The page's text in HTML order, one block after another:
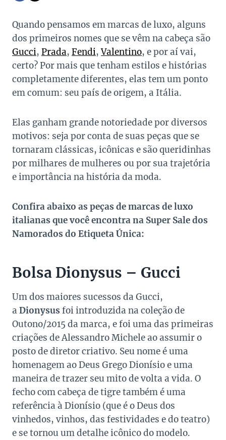
Quando pensamos em marcas de luxo, alguns
dos primeiros nomes que se vêm na cabeça são
Gucci, Prada, Fendi,Valentino, e por aí vai,
certo? Por mais que tenham estilos e histórias
completamente diferentes, elas tem um ponto
em comum: seu país de origem, a Itália.
Elas ganham grande notoriedade por diversos
motivos: seja por conta de suas peças que se
tornaram clássicas, icônicas e são queridinhas
por milhares de mulheres ou por sua trajetória
e importância na história da moda.
Confira abaixo as peças de marcas de luxo
italianas que você encontra na Super Sale dos
Namorados do Etiqueta Única:
Bolsa Dionysus – Gucci
Um dos maiores sucessos da Gucci,
a Dionysus foi introduzida na coleção de
Outono/2015 da marca, e foi uma das primeiras
criações de Alessandro Michele ao assumir o
posto de diretor criativo. Seu nome é uma
homenagem ao Deus Grego Dionísio e uma
maneira de trazer seu mito de volta a vida. O
fecho com cabeça de tigre também é uma
referência à Dionísio (que é o Deus dos
vinhedos, vinhos, das festividades e do teatro)
e se tornou um detalhe icônico do modelo.